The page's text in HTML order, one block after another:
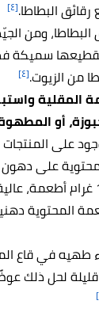
البطاطا.[٤]
البطاطا، ومن
سميكة
من الزيوت.[٤]
المقلية
أو
على المنتجات
على
عن 17.5 غرام / 100 غرام
طهيه في قاع
لحل ذلك